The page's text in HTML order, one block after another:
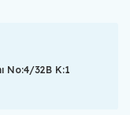
No:4/32B K:1